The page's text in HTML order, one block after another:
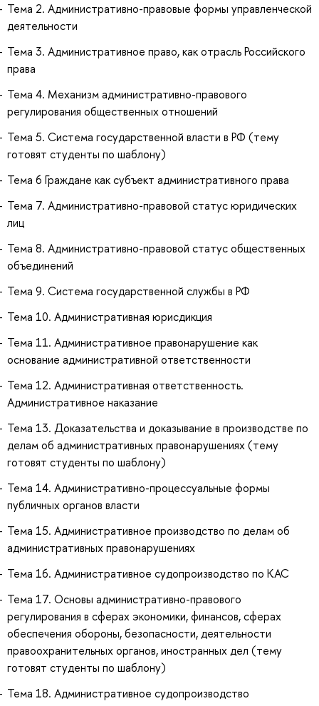
Тема 2. Административно-правовые формы управленческой
деятельности
Тема 3. Административное право, как отрасль Российского
права
Тема 4. Механизм административно-правового
регулирования общественных отношений
Тема 5. Система государственной власти в РФ (тему
готовят студенты по шаблону)
Тема 6 Граждане как субъект административного права
Тема 7. Административно-правовой статус юридических
лиц
Тема 8. Административно-правовой статус общественных
объединений
Тема 9. Система государственной службы в РФ
Тема 10. Административная юрисдикция
Тема 11. Административное правонарушение как
основание административной ответственности
Тема 12. Административная ответственность.
Административное наказание
Тема 13. Доказательства и доказывание в производстве по
делам об административных правонарушениях (тему
готовят студенты по шаблону)
Тема 14. Административно-процессуальные формы
публичных органов власти
Тема 15. Административное производство по делам об
административных правонарушениях
Тема 16. Административное судопроизводство по КАС
Тема 17. Основы административно-правового
регулирования в сферах экономики, финансов, сферах
обеспечения обороны, безопасности, деятельности
правоохранительных органов, иностранных дел (тему
готовят студенты по шаблону)
Тема 18. Административное судопроизводство